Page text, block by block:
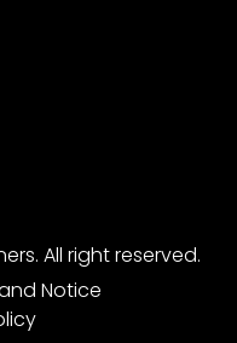
All right reserved.
Notice